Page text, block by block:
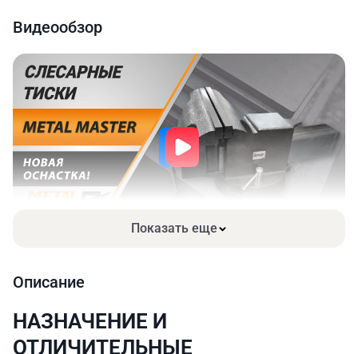
Размер наковальни, мм
Тип крепления
Габариты тисков, мм
180×150×70
Габариты упаковки, мм
190×160×80
Вес нетто/брутто, кг
1.65/1.7
Видеообзор
Показать еще
Описание
НАЗНАЧЕНИЕ И
ОТЛИЧИТЕЛЬНЫЕ